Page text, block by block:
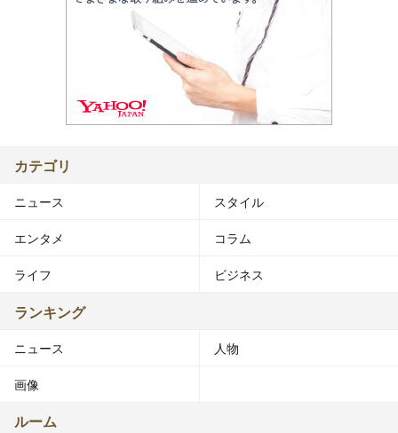
カテゴリ
ニュース スタイル
エンタメ コラム
ライフ ビジネス
ランキング
ニュース 人物
画像
ルーム